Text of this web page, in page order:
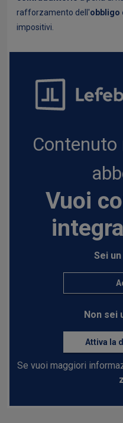
rafforzamento dell'obbligo
impositivi.
Vuoi
Sei
Non sei
Attiva la
Se vuoi maggiori